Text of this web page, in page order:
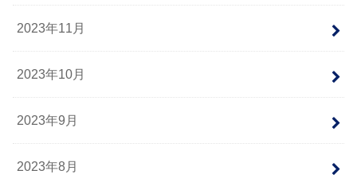
2023年11月
2023年10月
2023年9月
2023年8月